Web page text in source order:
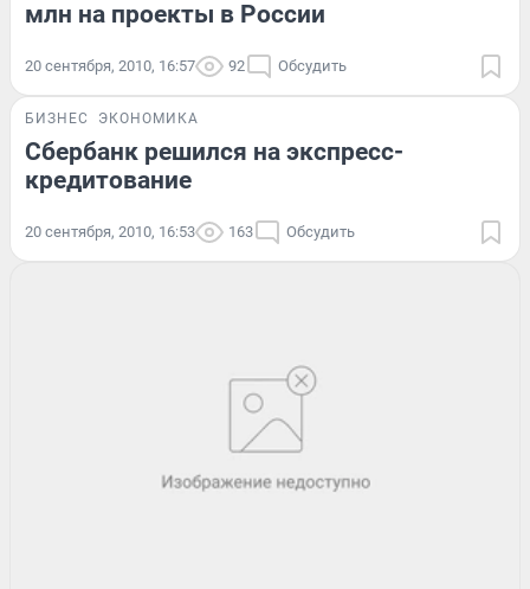
млн на проекты в России
20 сентября, 2010, 16:57 92 Обсудить
БИЗНЕС ЭКОНОМИКА
Сбербанк решился на экспресс-
кредитование
20 сентября, 2010, 16:53 163 Обсудить